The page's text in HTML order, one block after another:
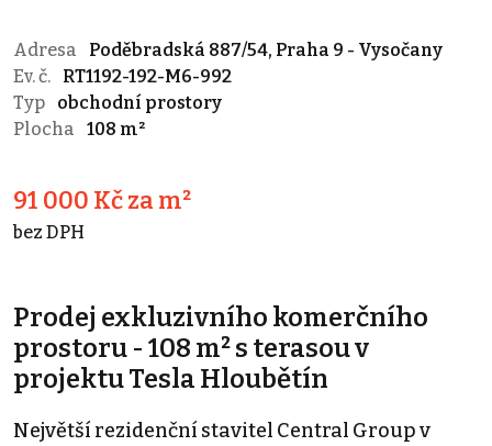
Adresa
Poděbradská 887/54, Praha 9 - Vysočany
Ev. č.
RT1192-192-M6-992
Typ
obchodní prostory
Plocha
108 m²
91 000 Kč za m²
bez DPH
Prodej exkluzivního komerčního
prostoru - 108 m² s terasou v
projektu Tesla Hloubětín
Největší rezidenční stavitel Central Group v